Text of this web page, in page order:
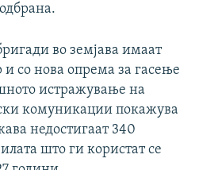
во земјава имаат
со нова опрема за гасење
истражување на
комуникации покажува
недостигаат 340
што ги користат се